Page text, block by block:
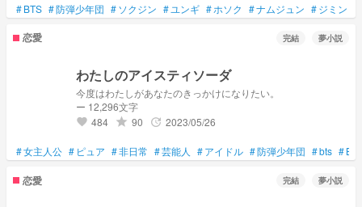
#BTS #防弾少年団 #ソクジン # ユンギ #ホソク #ナムジュン #ジミン
恋愛 完結 夢小説
わたしのアイスティソーダ
今度はわたしがあなたのきっかけになりたい。
ー 12,296文字
favorite 484 grade 90 update 2023/05/26
#女主人公 # ピュア #非日常 #芸能人 #アイドル #防弾少年団 #bts #
恋愛 完結 夢小説